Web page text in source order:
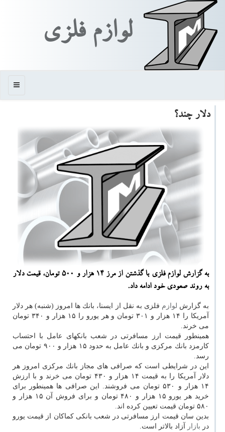
لوازم فلزی
منو
دلار چند؟
به گزارش لوازم فلزی با گذشتن از مرز ۱۴ هزار و ۵۰۰ تومان، قیمت دلار
به روند صعودی خود ادامه داد.
به گزارش لوازم فلزی به نقل از ایسنا، بانك ها امروز (شنبه) هر دلار
آمریكا را ۱۴ هزار و ۳۰۱ تومان و هر یورو را ۱۵ هزار و ۳۴۰ تومان
می خرند.
همینطور قیمت ارز مسافرتی در شعب بانكهای عامل با احتساب
كارمزد بانك مركزی و بانك عامل به حدود ۱۵ هزار و ۹۰۰ تومان می
رسد.
این در شرایطی است كه صرافی های مجاز بانك مركزی امروز هر
دلار آمریكا را به قیمت ۱۴ هزار و ۴۳۰ تومان می خرند و با ارزش
۱۴ هزار و ۵۳۰ تومان می فروشند. این صرافی ها همینطور برای
خرید هر یورو ۱۵ هزار و ۴۸۰ تومان و برای فروش آن ۱۵ هزار و
۵۸۰ تومان قیمت تعیین كرده اند.
بدین سان قیمت ارز مسافرتی در شعب بانكی كماكان از قیمت یورو
در بازار
آزاد بالاتر است.